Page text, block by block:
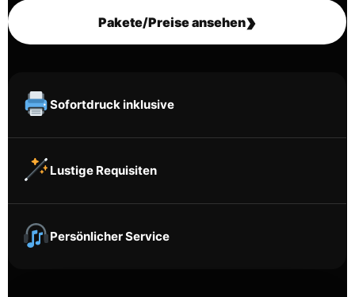
Pakete/Preise ansehen›
Sofortdruck inklusive
Lustige Requisiten
Persönlicher Service